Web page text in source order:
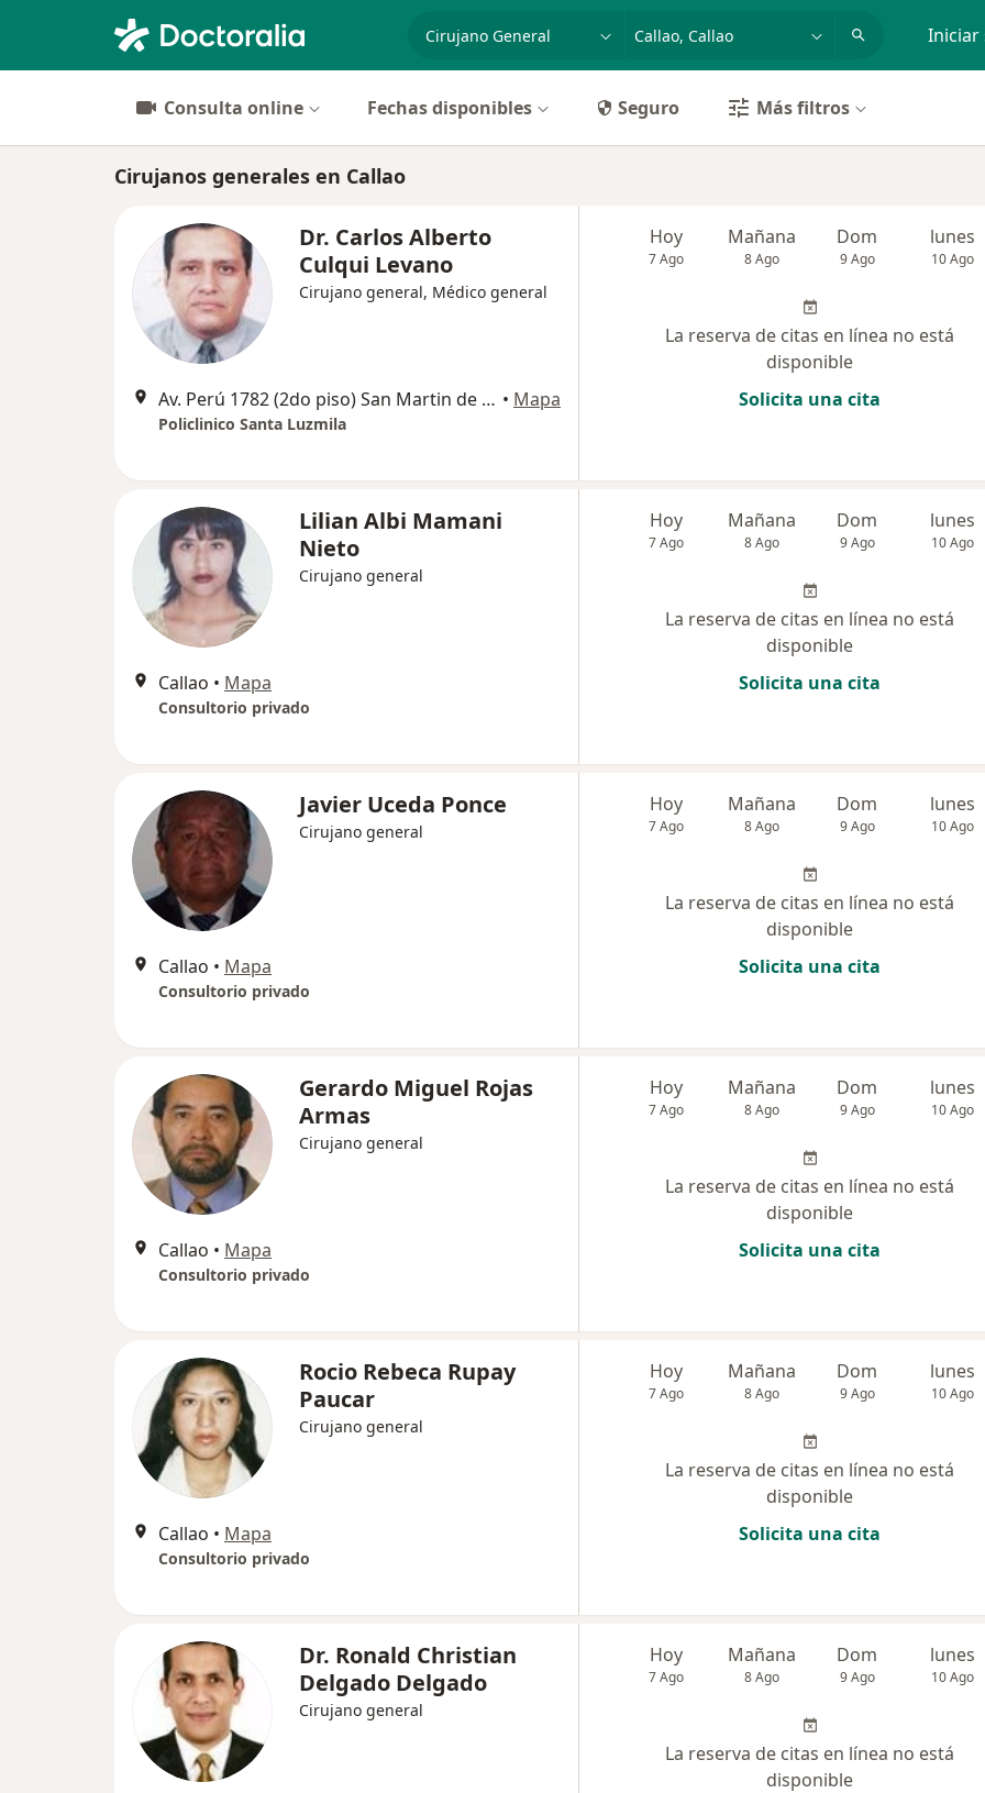
Iniciar
Consulta online Fechas disponibles Seguro Más filtros
Cirujanos generales en Callao
Dr. Carlos Alberto
Culqui Levano
Cirujano general, Médico general
Av. Perú 1782 (2do piso) San Martin de Porras, San Martín de Porres • Mapa
Policlinico Santa Luzmila
Hoy
7 Ago
Mañana
8 Ago
Dom
9 Ago
lunes
10 Ago
La reserva de citas en línea no está
disponible
Solicita una cita
Lilian Albi Mamani
Nieto
Cirujano general
Callao • Mapa
Consultorio privado
Hoy
7 Ago
Mañana
8 Ago
Dom
9 Ago
lunes
10 Ago
La reserva de citas en línea no está
disponible
Solicita una cita
Javier Uceda Ponce
Cirujano general
Callao • Mapa
Consultorio privado
Hoy
7 Ago
Mañana
8 Ago
Dom
9 Ago
lunes
10 Ago
La reserva de citas en línea no está
disponible
Solicita una cita
Gerardo Miguel Rojas
Armas
Cirujano general
Callao • Mapa
Consultorio privado
Hoy
7 Ago
Mañana
8 Ago
Dom
9 Ago
lunes
10 Ago
La reserva de citas en línea no está
disponible
Solicita una cita
Rocio Rebeca Rupay
Paucar
Cirujano general
Callao • Mapa
Consultorio privado
Hoy
7 Ago
Mañana
8 Ago
Dom
9 Ago
lunes
10 Ago
La reserva de citas en línea no está
disponible
Solicita una cita
Dr. Ronald Christian
Delgado Delgado
Cirujano general
Hoy
7 Ago
Mañana
8 Ago
Dom
9 Ago
lunes
10 Ago
La reserva de citas en línea no está
disponible